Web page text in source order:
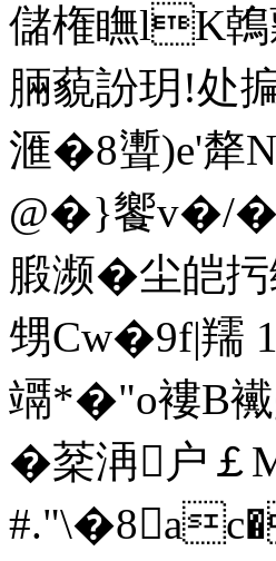
儲権瞴lK鶾
脼藐訜玥!
滙�8聻)e'
@�}饗v�/
腶濒�尘皑
甥Cw�9f|
竵* �"o褸B
�棻洅户